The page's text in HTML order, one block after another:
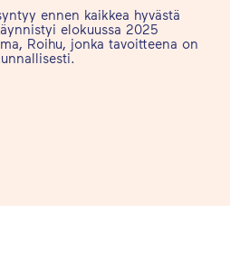
ennen kaikkea hyvästä
elokuussa 2025
Roihu, jonka tavoitteena on